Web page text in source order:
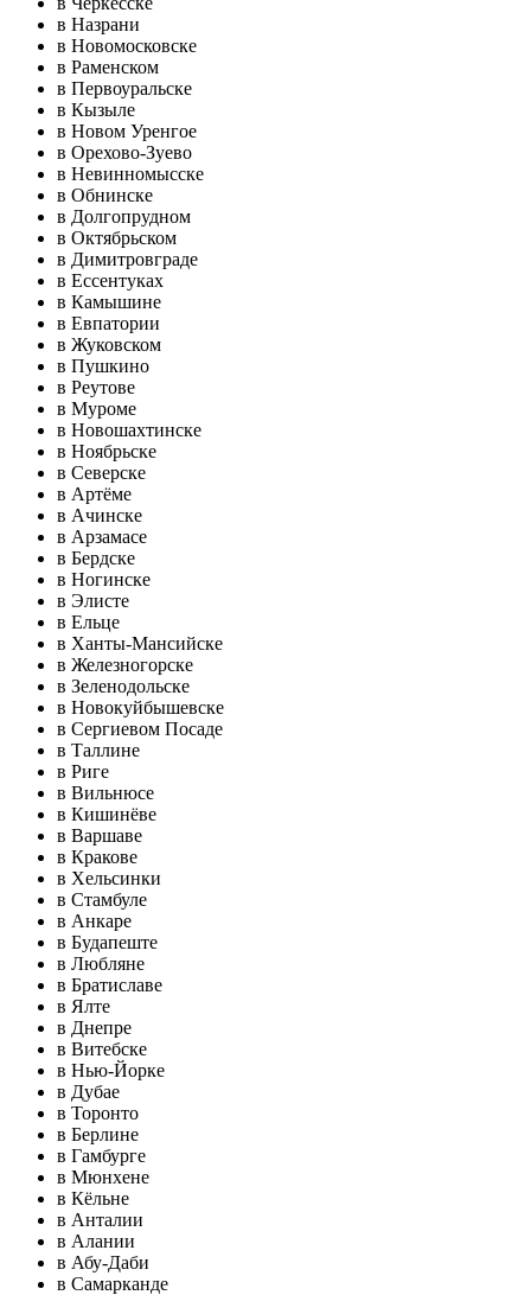
в Назрани
в Новомосковске
в Раменском
в Первоуральске
в Кызыле
в Новом Уренгое
в Орехово-Зуево
в Невинномысске
в Обнинске
в Долгопрудном
в Октябрьском
в Димитровграде
в Ессентуках
в Камышине
в Евпатории
в Жуковском
в Пушкино
в Реутове
в Муроме
в Новошахтинске
в Ноябрьске
в Северске
в Артёме
в Ачинске
в Арзамасе
в Бердске
в Ногинске
в Элисте
в Ельце
в Ханты-Мансийске
в Железногорске
в Зеленодольске
в Новокуйбышевске
в Сергиевом Посаде
в Таллине
в Риге
в Вильнюсе
в Кишинёве
в Варшаве
в Кракове
в Хельсинки
в Стамбуле
в Анкаре
в Будапеште
в Любляне
в Братиславе
в Ялте
в Днепре
в Витебске
в Нью-Йорке
в Дубае
в Торонто
в Берлине
в Гамбурге
в Мюнхене
в Кёльне
в Анталии
в Алании
в Абу-Даби
в Самарканде